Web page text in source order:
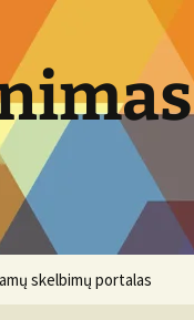
skelbimų portalas